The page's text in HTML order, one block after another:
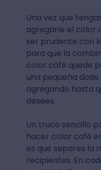
Una vez que
agregarle el color
ser prudente con
para que la
color café quede
una pequeña
agregando hasta
desees.
Un truco sencillo
hacer color café
es que separes la
recipientes. En